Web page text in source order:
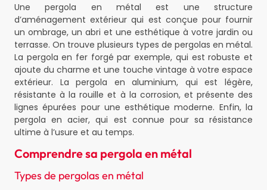
Une pergola en métal est une structure
d’aménagement extérieur qui est conçue pour fournir
un ombrage, un abri et une esthétique à votre jardin ou
terrasse. On trouve plusieurs types de pergolas en métal.
La pergola en fer forgé par exemple, qui est robuste et
ajoute du charme et une touche vintage à votre espace
extérieur. La pergola en aluminium, qui est légère,
résistante à la rouille et à la corrosion, et présente des
lignes épurées pour une esthétique moderne. Enfin, la
pergola en acier, qui est connue pour sa résistance
ultime à l’usure et au temps.
Comprendre sa pergola en métal
Types de pergolas en métal